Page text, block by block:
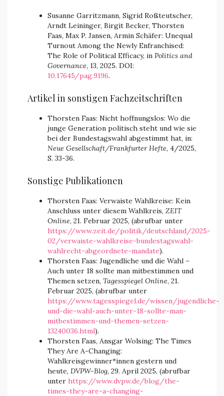
Susanne Garritzmann, Sigrid Roßteutscher,
Arndt Leininger, Birgit Becker, Thorsten
Faas, Max P. Jansen, Armin Schäfer: Unequal
Turnout Among the Newly Enfranchised:
The Role of Political Efficacy, in Politics and
Governance, 13, 2025. DOI:
10.17645/pag.9196.
Artikel in sonstigen Fachzeitschriften
Thorsten Faas: Nicht hoffnungslos: Wo die
junge Generation politisch steht und wie sie
bei der Bundestagswahl abgestimmt hat, in:
Neue Gesellschaft/Frankfurter Hefte, 4/2025,
S. 33-36.
Sonstige Publikationen
Thorsten Faas: Verwaiste Wahlkreise: Kein
Anschluss unter diesem Wahlkreis, ZEIT
Online, 21. Februar 2025, (abrufbar unter
https://www.zeit.de/politik/deutschland/2025-
02/verwaiste-wahlkreise-bundestagswahl-
wahlrecht-abgeordnete-mandate).
Thorsten Faas: Jugendliche und die Wahl –
Auch unter 18 sollte man mitbestimmen und
Themen setzen, Tagesspiegel Online, 21.
Februar 2025, (abrufbar unter
https://www.tagesspiegel.de/wissen/jugendliche-
und-die-wahl-auch-unter-18-sollte-man-
mitbestimmen-und-themen-setzen-
13240036.html).
Thorsten Faas, Ansgar Wolsing: The Times
They Are A-Changing:
Wahlkreisgewinner*innen gestern und
heute, DVPW-Blog, 29. April 2025, (abrufbar
unter https://www.dvpw.de/blog/the-
times-they-are-a-changing-